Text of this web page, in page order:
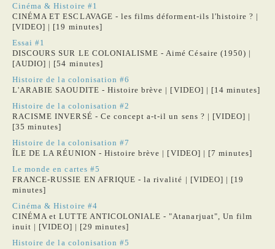
Cinéma & Histoire #1
CINÉMA ET ESCLAVAGE - les films déforment-ils l'histoire ? |
[VIDEO] | [19 minutes]
Essai #1
DISCOURS SUR LE COLONIALISME - Aimé Césaire (1950) |
[AUDIO] | [54 minutes]
Histoire de la colonisation #6
L'ARABIE SAOUDITE - Histoire brève | [VIDEO] | [14 minutes]
Histoire de la colonisation #2
RACISME INVERSÉ - Ce concept a-t-il un sens ? | [VIDEO] |
[35 minutes]
Histoire de la colonisation #7
ÎLE DE LA RÉUNION - Histoire brève | [VIDEO] | [7 minutes]
Le monde en cartes #5
FRANCE-RUSSIE EN AFRIQUE - la rivalité | [VIDEO] | [19
minutes]
Cinéma & Histoire #4
CINÉMA et LUTTE ANTICOLONIALE - "Atanarjuat", Un film
inuit | [VIDEO] | [29 minutes]
Histoire de la colonisation #5